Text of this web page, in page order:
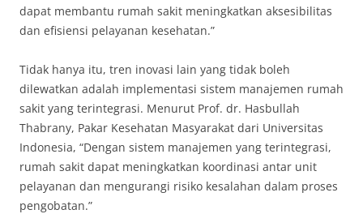
dapat membantu rumah sakit meningkatkan aksesibilitas
dan efisiensi pelayanan kesehatan.”
Tidak hanya itu, tren inovasi lain yang tidak boleh
dilewatkan adalah implementasi sistem manajemen rumah
sakit yang terintegrasi. Menurut Prof. dr. Hasbullah
Thabrany, Pakar Kesehatan Masyarakat dari Universitas
Indonesia, “Dengan sistem manajemen yang terintegrasi,
rumah sakit dapat meningkatkan koordinasi antar unit
pelayanan dan mengurangi risiko kesalahan dalam proses
pengobatan.”